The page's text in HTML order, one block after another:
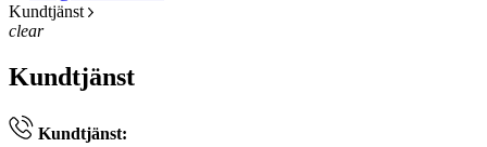
Kundtjänst
clear
Kundtjänst
Kundtjänst: